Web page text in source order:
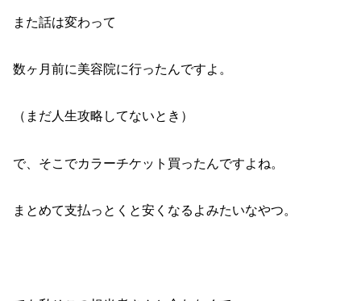
また話は変わって
数ヶ月前に美容院に行ったんですよ。
（まだ人生攻略してないとき）
で、そこでカラーチケット買ったんですよね。
まとめて支払っとくと安くなるよみたいなやつ。